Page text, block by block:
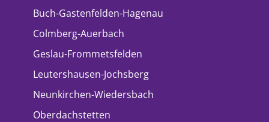
Buch-Gastenfelden-Hagenau
Colmberg-Auerbach
Geslau-Frommetsfelden
Leutershausen-Jochsberg
Neunkirchen-Wiedersbach
Oberdachstetten